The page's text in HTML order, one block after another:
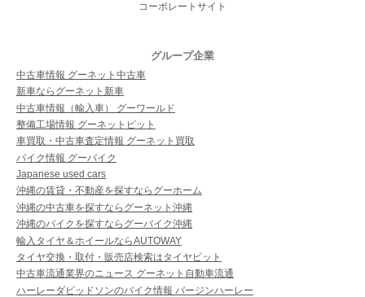
コーポレートサイト
グループ企業
中古車情報 グーネット中古車
新車ならグーネット新車
中古車情報（輸入車） グーワールド
整備工場情報 グーネットピット
車買取・中古車査定情報 グーネット買取
バイク情報 グーバイク
Japanese used cars
沖縄の賃貸・不動産を探すならグーホーム
沖縄の中古車を探すならグーネット沖縄
沖縄のバイクを探すならグーバイク沖縄
輸入タイヤ＆ホイールならAUTOWAY
タイヤ交換・取付・販売店検索はタイヤピット
中古車流通業界のニュース グーネット自動車流通
ハーレーダビッドソンのバイク情報 バージンハーレー